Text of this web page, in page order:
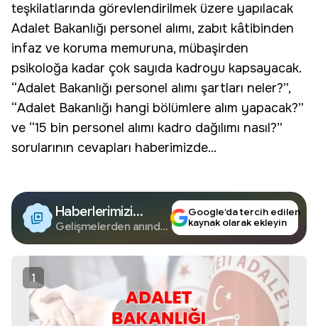
teşkilatlarında görevlendirilmek üzere yapılacak
Adalet Bakanlığı personel alımı, zabıt kâtibinden
infaz ve koruma memuruna, mübaşirden
psikoloğa kadar çok sayıda kadroyu kapsayacak.
“Adalet Bakanlığı personel alımı şartları neler?”,
“Adalet Bakanlığı hangi bölümlere alım yapacak?”
ve “15 bin personel alımı kadro dağılımı nasıl?”
sorularının cevapları haberimizde...
Haberlerimizi
Google'da Takip
Edin
Gelişmelerden anında
Google’da tercih edilen
kaynak olarak ekleyin
1